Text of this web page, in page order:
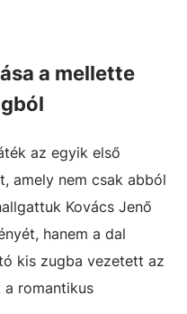
a mellette
az egyik első
amely nem csak abból
Kovács Jenő
hanem a dal
kis zugba vezetett az
romantikus